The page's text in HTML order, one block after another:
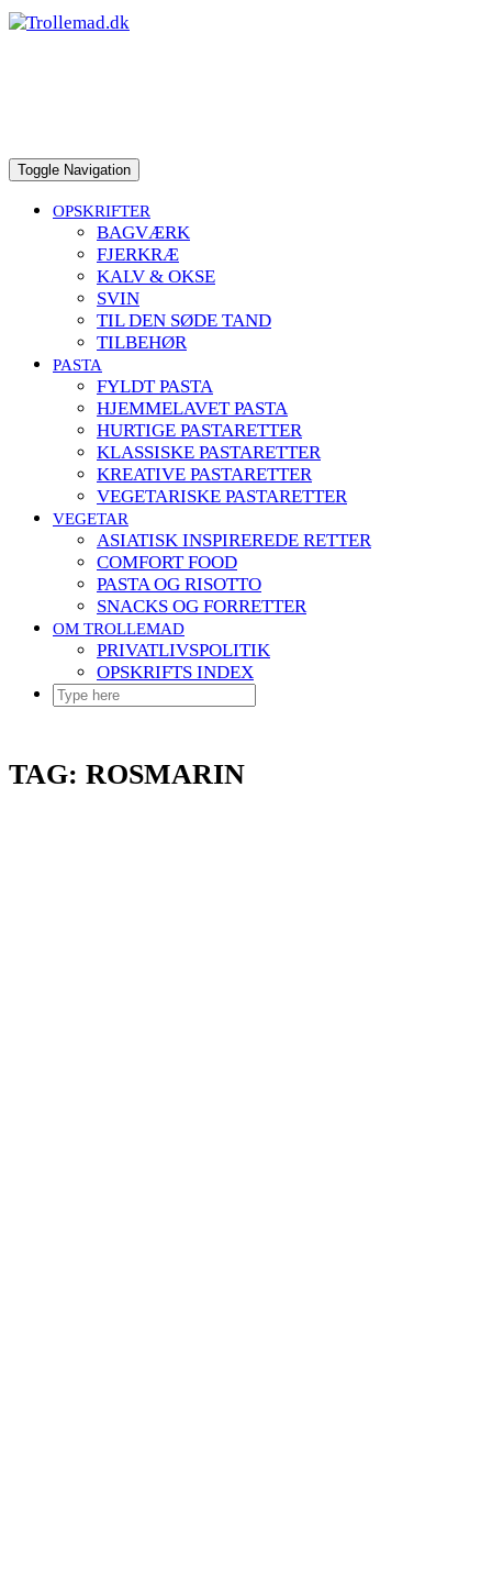
content
Toggle Navigation
OPSKRIFTER
BAGVÆRK
FJERKRÆ
KALV & OKSE
SVIN
TIL DEN SØDE TAND
TILBEHØR
PASTA
FYLDT PASTA
HJEMMELAVET PASTA
HURTIGE PASTARETTER
KLASSISKE PASTARETTER
KREATIVE PASTARETTER
VEGETARISKE PASTARETTER
VEGETAR
ASIATISK INSPIREREDE RETTER
COMFORT FOOD
PASTA OG RISOTTO
SNACKS OG FORRETTER
OM TROLLEMAD
PRIVATLIVSPOLITIK
OPSKRIFTS INDEX
TAG: ROSMARIN